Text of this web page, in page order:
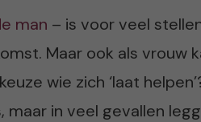
man – is voor veel
Maar ook als vrouw
wie zich ‘laat
in veel gevallen